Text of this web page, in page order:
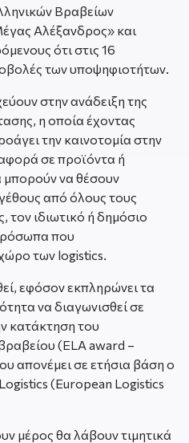
Βραβείων
Αλέξανδρος» και
ότι στις 16
των υποψηφιοτήτων.
στην ανάδειξη της
η οποία έχοντας
την καινοτομία στην
σε προϊόντα ή
μπορούν να θέσουν
από όλους τους
τον ιδιωτικό ή δημόσιο
που
των logistics.
εφόσον εκπληρώνει τα
να διαγωνισθεί σε
κατάκτηση του
(ELA award –
απονέμει σε ετήσια βάση ο
(European Logistics
μέρος θα λάβουν τιμητικά